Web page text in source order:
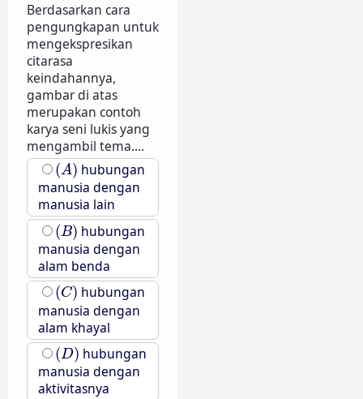
Berdasarkan cara
pengungkapan untuk
mengekspresikan
citarasa
keindahannya,
gambar di atas
merupakan contoh
karya seni lukis yang
mengambil tema....
(A)
(A) hubungan
manusia dengan
manusia lain
(B)
(B) hubungan
manusia dengan
alam benda
(C)
(C) hubungan
manusia dengan
alam khayal
(D)
(D) hubungan
manusia dengan
aktivitasnya